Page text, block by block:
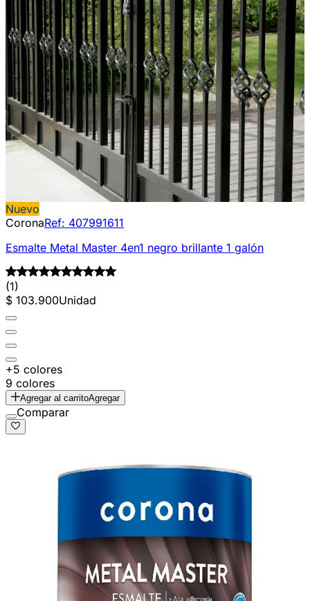
Nuevo
CoronaRef: 407991611
Esmalte Metal Master 4en1 negro brillante 1 galón
(1)
$ 103.900Unidad
+5 colores
9 colores
Agregar al carritoAgregar
Comparar